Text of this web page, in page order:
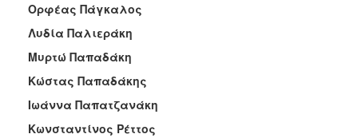
Ορφέας Πάγκαλος
Λυδία Παλιεράκη
Μυρτώ Παπαδάκη
Κώστας Παπαδάκης
Ιωάννα Παπατζανάκη
Κωνσταντίνος Ρέττος